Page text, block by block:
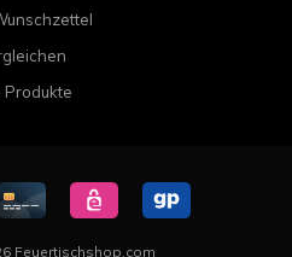
Produkte
Feuertischshop.com